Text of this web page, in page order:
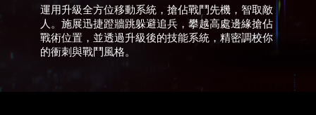
運用升級全方位移動系統，搶佔戰鬥先機，智取敵
人。施展迅捷蹬牆跳躲避追兵，攀越高處邊緣搶佔
戰術位置，並透過升級後的技能系統，精密調校你
的衝刺與戰鬥風格。